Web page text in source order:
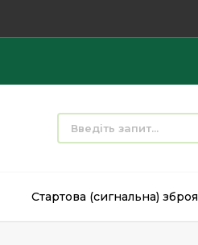
Стартова (сигнальна) зброя